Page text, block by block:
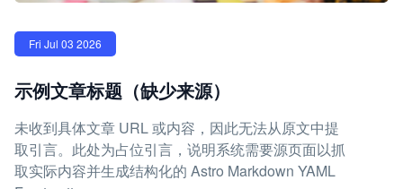
Fri Jul 03 2026
示例文章标题（缺少来源）
未收到具体文章 URL 或内容，因此无法从原文中提
取引言。此处为占位引言，说明系统需要源页面以抓
取实际内容并生成结构化的 Astro Markdown YAML